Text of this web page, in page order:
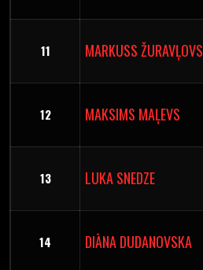
11 MARKUSS ŽURAVĻOVS
12 MAKSIMS MAĻEVS
13 LUKA SNEDZE
14 DIĀNA DUDANOVSKA